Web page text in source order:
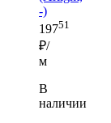
-)
19751
₽/
м
В
наличии